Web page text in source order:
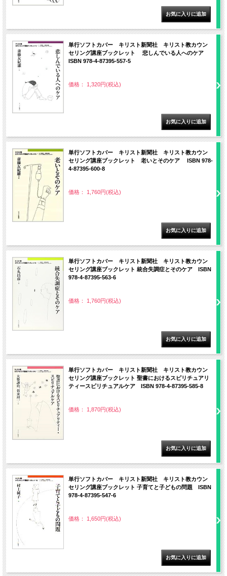
単行ソフトカバー キリスト新聞社 キリスト教カウン
セリング講座ブックレット 悲しんでいる人へのケア
ISBN 978-4-87395-557-5
価格： 1,320円(税込)
単行ソフトカバー キリスト新聞社 キリスト教カウン
セリング講座ブックレット 老いとそのケア ISBN 978-
4-87395-600-8
価格： 1,760円(税込)
単行ソフトカバー キリスト新聞社 キリスト教カウン
セリング講座ブックレット 統合失調症とそのケア ISBN
978-4-87395-563-6
価格： 1,760円(税込)
単行ソフトカバー キリスト新聞社 キリスト教カウン
セリング講座ブックレット 聖書におけるスピリチュアリ
ティースピリチュアルケア ISBN 978-4-87395-585-8
価格： 1,870円(税込)
単行ソフトカバー キリスト新聞社 キリスト教カウン
セリング講座ブックレット 子育てと子どもの問題 ISBN
978-4-87395-547-6
価格： 1,650円(税込)